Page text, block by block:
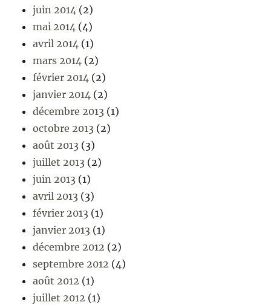
juin 2014 (2)
mai 2014 (4)
avril 2014 (1)
mars 2014 (2)
février 2014 (2)
janvier 2014 (2)
décembre 2013 (1)
octobre 2013 (2)
août 2013 (3)
juillet 2013 (2)
juin 2013 (1)
avril 2013 (3)
février 2013 (1)
janvier 2013 (1)
décembre 2012 (2)
septembre 2012 (4)
août 2012 (1)
juillet 2012 (1)